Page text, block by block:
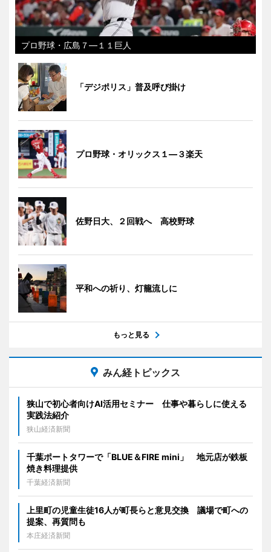
プロ野球・広島７―１１巨人
「デジポリス」普及呼び掛け
プロ野球・オリックス１―３楽天
佐野日大、２回戦へ 高校野球
平和への祈り、灯籠流しに
もっと見る
みん経トピックス
狭山で初心者向けAI活用セミナー 仕事や暮らしに使える
実践法紹介
狭山経済新聞
千葉ポートタワーで「BLUE＆FIRE mini」 地元店が鉄板
焼き料理提供
千葉経済新聞
上里町の児童生徒16人が町長らと意見交換 議場で町への
提案、再質問も
本庄経済新聞